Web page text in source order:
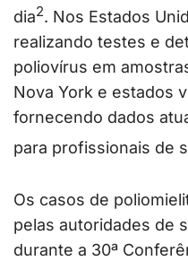
dia2. Nos Estados
realizando testes e
poliovírus em
Nova York e estados
fornecendo dados
para profissionais de
Os casos de
pelas autoridades de
durante a 30ª